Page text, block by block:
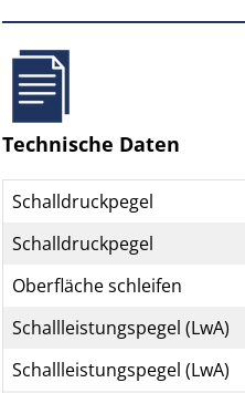
Technische Daten
Schalldruckpegel
Schalldruckpegel
Oberfläche schleifen
Schallleistungspegel (LwA)
Schallleistungspegel (LwA)